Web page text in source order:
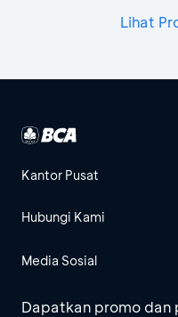
Lihat
Kantor Pusat
Hubungi Kami
Media Sosial
Dapatkan promo dan